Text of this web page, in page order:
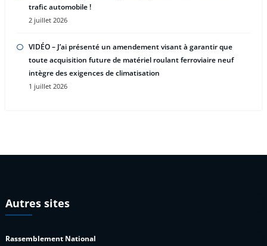
trafic automobile !
2 juillet 2026
VIDÉO – J’ai présenté un amendement visant à garantir que
toute acquisition future de matériel roulant ferroviaire neuf
intègre des exigences de climatisation
1 juillet 2026
Autres sites
Rassemblement National